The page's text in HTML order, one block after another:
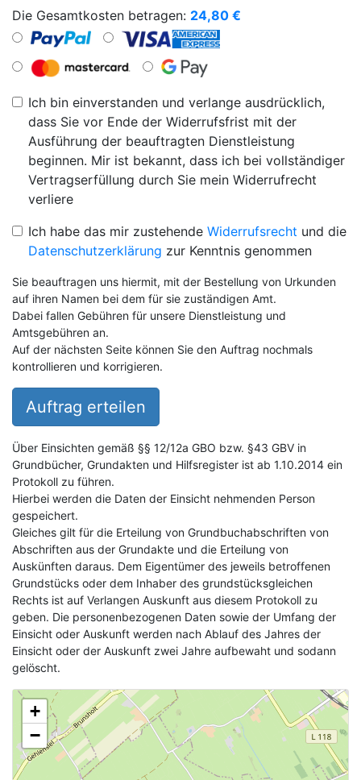
Die Gesamtkosten betragen: 24,80 €
Ich bin einverstanden und verlange ausdrücklich,
dass Sie vor Ende der Widerrufsfrist mit der
Ausführung der beauftragten Dienstleistung
beginnen. Mir ist bekannt, dass ich bei vollständiger
Vertragserfüllung durch Sie mein Widerrufrecht
verliere
Ich habe das mir zustehende Widerrufsrecht und die
Datenschutzerklärung zur Kenntnis genommen
Sie beauftragen uns hiermit, mit der Bestellung von Urkunden
auf ihren Namen bei dem für sie zuständigen Amt.
Dabei fallen Gebühren für unsere Dienstleistung und
Amtsgebühren an.
Auf der nächsten Seite können Sie den Auftrag nochmals
kontrollieren und korrigieren.
Auftrag erteilen
Über Einsichten gemäß §§ 12/12a GBO bzw. §43 GBV in
Grundbücher, Grundakten und Hilfsregister ist ab 1.10.2014 ein
Protokoll zu führen.
Hierbei werden die Daten der Einsicht nehmenden Person
gespeichert.
Gleiches gilt für die Erteilung von Grundbuchabschriften von
Abschriften aus der Grundakte und die Erteilung von
Auskünften daraus. Dem Eigentümer des jeweils betroffenen
Grundstücks oder dem Inhaber des grundstücksgleichen
Rechts ist auf Verlangen Auskunft aus diesem Protokoll zu
geben. Die personenbezogenen Daten sowie der Umfang der
Einsicht oder Auskunft werden nach Ablauf des Jahres der
Einsicht oder der Auskunft zwei Jahre aufbewaht und sodann
gelöscht.
+
−